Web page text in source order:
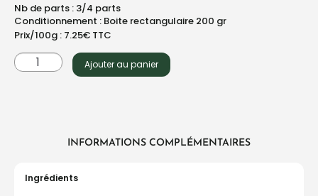
Nb de parts : 3/4 parts
Conditionnement : Boite rectangulaire 200 gr
Prix/100g : 7.25€ TTC
Ajouter au panier
INFORMATIONS COMPLÉMENTAIRES
Ingrédients